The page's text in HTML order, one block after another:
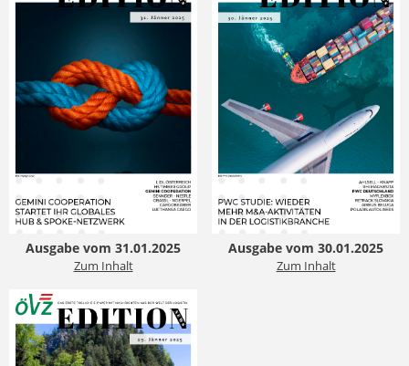
Ausgabe vom 31.01.2025
Zum Inhalt
Ausgabe vom 30.01.2025
Zum Inhalt